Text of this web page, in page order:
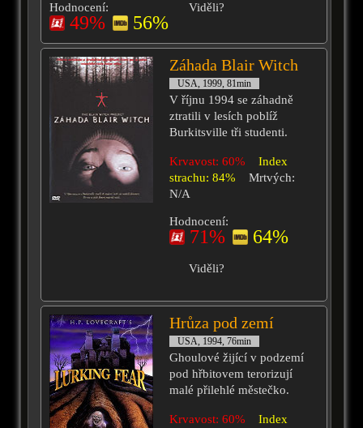
Hodnocení:
49% 56%
Viděli?
Záhada Blair Witch
USA, 1999, 81min
V říjnu 1994 se záhadně
ztratili v lesích poblíž
Burkitsville tři studenti.
Krvavost: 60%
Index
strachu: 84%
Mrtvých:
N/A
Hodnocení:
71% 64%
Viděli?
Hrůza pod zemí
USA, 1994, 76min
Ghoulové žijící v podzemí
pod hřbitovem terorizují
malé přilehlé městečko.
Krvavost: 60%
Index